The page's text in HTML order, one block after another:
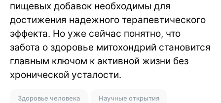
пищевых добавок необходимы для
достижения надежного терапевтического
эффекта. Но уже сейчас понятно, что
забота о здоровье митохондрий становится
главным ключом к активной жизни без
хронической усталости.
Здоровье человека Научные открытия